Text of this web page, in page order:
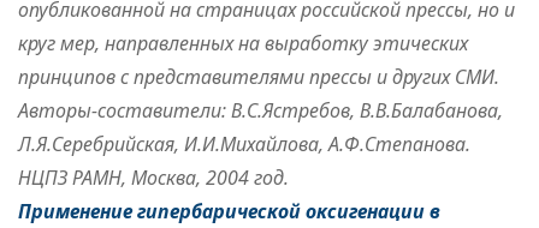
опубликованной на страницах российской прессы, но и
круг мер, направленных на выработку этических
принципов с представителями прессы и других СМИ.
Авторы-составители: В.С.Ястребов, В.В.Балабанова,
Л.Я.Серебрийская, И.И.Михайлова, А.Ф.Степанова.
НЦПЗ РАМН, Москва, 2004 год.
Применение гипербарической оксигенации в